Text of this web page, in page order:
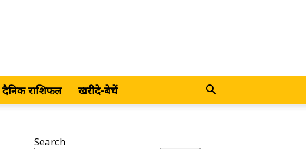
दैनिक राशिफल खरीदे-बेचें
Search